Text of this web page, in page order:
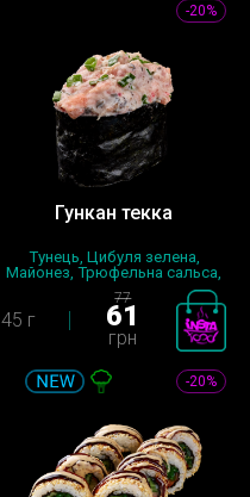
-20%
Гункан текка
Тунець, Цибуля зелена,
Майонез, Трюфельна сальса,
Норі,...
45 г
77
61
грн
-20%